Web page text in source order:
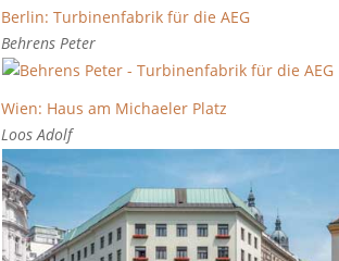
Berlin: Turbinenfabrik für die AEG
Behrens Peter
Wien: Haus am Michaeler Platz
Loos Adolf